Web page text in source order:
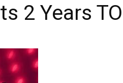
2 Years